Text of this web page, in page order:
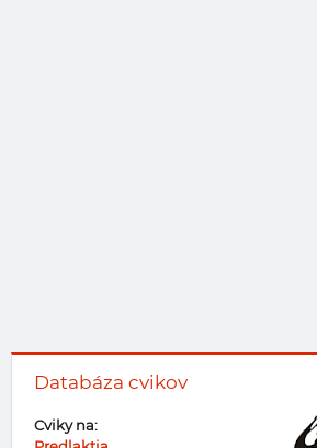
Databáza cvikov
Cviky na: